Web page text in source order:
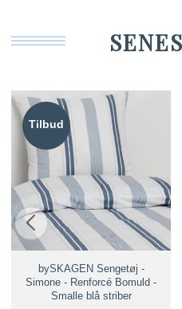
Tilbud
bySKAGEN Sengetøj -
Simone - Renforcé Bomuld -
Smalle blå striber